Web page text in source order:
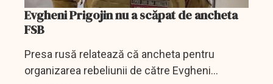
Evgheni Prigojin nu a scăpat de ancheta
FSB
Presa rusă relatează că ancheta pentru
organizarea rebeliunii de către Evgheni